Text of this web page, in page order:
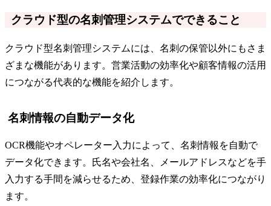
クラウド型の名刺管理システムでできること
クラウド型名刺管理システムには、名刺の保管以外にもさま
ざまな機能があります。営業活動の効率化や顧客情報の活用
につながる代表的な機能を紹介します。
名刺情報の自動データ化
OCR機能やオペレーター入力によって、名刺情報を自動で
データ化できます。氏名や会社名、メールアドレスなどを手
入力する手間を減らせるため、登録作業の効率化につながり
ます。